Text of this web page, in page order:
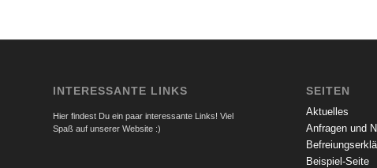
INTERESSANTE LINKS
Hier findest Du ein paar interessante Links! Viel
Spaß auf unserer Website :)
SEITEN
Aktuelles
Anfragen und
Beispiel-Seite